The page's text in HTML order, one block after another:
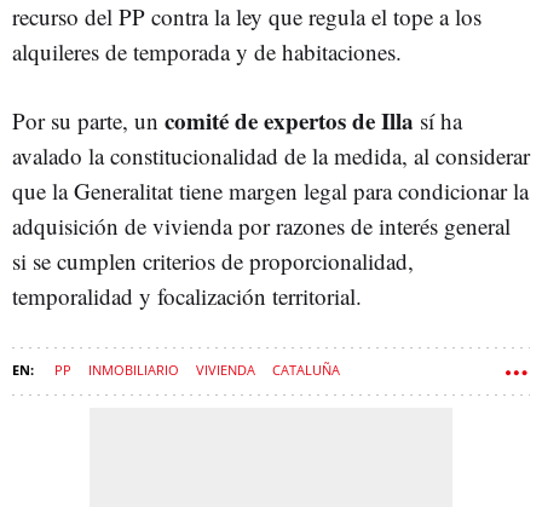
recurso del PP contra la ley que regula el tope a los
alquileres de temporada y de habitaciones.
Por su parte, un comité de expertos de Illa sí ha
avalado la constitucionalidad de la medida, al considerar
que la Generalitat tiene margen legal para condicionar la
adquisición de vivienda por razones de interés general
si se cumplen criterios de proporcionalidad,
temporalidad y focalización territorial.
PP INMOBILIARIO VIVIENDA CATALUÑA